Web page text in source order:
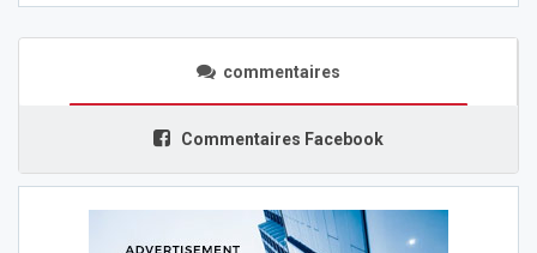
commentaires
Commentaires Facebook